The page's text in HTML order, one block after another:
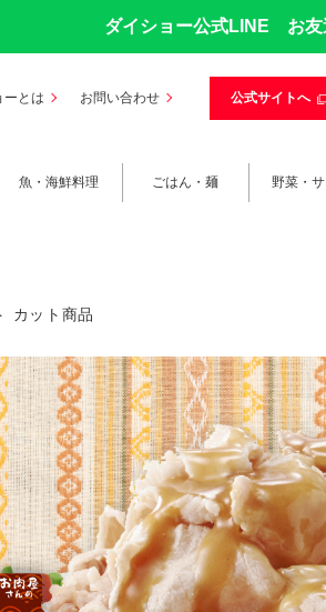
ダイショー公式LINE お友
ーとは お問い合わせ 公式サイトへ
魚・海鮮料理 ごはん・麺 野菜・
カット商品